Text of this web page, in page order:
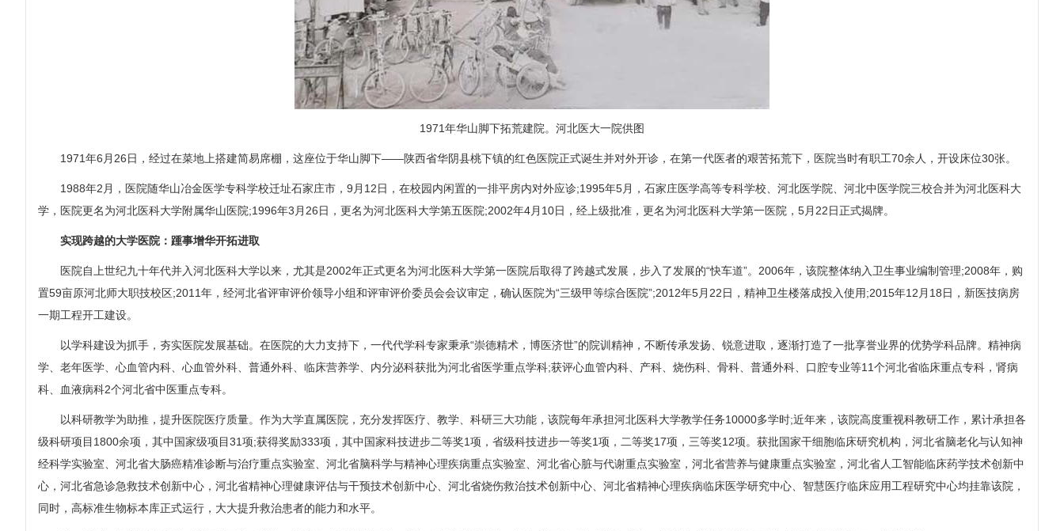
1971年华山脚下拓荒建院。河北医大一院供图
1971年6月26日，经过在菜地上搭建简易席棚，这座位于华山脚下——陕西省华阴县桃下镇的红色医院正式诞生并对外开诊，在第一代医者的艰苦拓荒下，医院当时有职工70余人，开设床位30张。
1988年2月，医院随华山冶金医学专科学校迁址石家庄市，9月12日，在校园内闲置的一排平房内对外应诊;1995年5月，石家庄医学高等专科学校、河北医学院、河北中医学院三校合并为河北医科大
学，医院更名为河北医科大学附属华山医院;1996年3月26日，更名为河北医科大学第五医院;2002年4月10日，经上级批准，更名为河北医科大学第一医院，5月22日正式揭牌。
实现跨越的大学医院：踵事增华开拓进取
医院自上世纪九十年代并入河北医科大学以来，尤其是2002年正式更名为河北医科大学第一医院后取得了跨越式发展，步入了发展的“快车道”。2006年，该院整体纳入卫生事业编制管理;2008年，购
置59亩原河北师大职技校区;2011年，经河北省评审评价领导小组和评审评价委员会会议审定，确认医院为“三级甲等综合医院”;2012年5月22日，精神卫生楼落成投入使用;2015年12月18日，新医技病房
一期工程开工建设。
以学科建设为抓手，夯实医院发展基础。在医院的大力支持下，一代代学科专家秉承“崇德精术，博医济世”的院训精神，不断传承发扬、锐意进取，逐渐打造了一批享誉业界的优势学科品牌。精神病
学、老年医学、心血管内科、心血管外科、普通外科、临床营养学、内分泌科获批为河北省医学重点学科;获评心血管内科、产科、烧伤科、骨科、普通外科、口腔专业等11个河北省临床重点专科，肾病
科、血液病科2个河北省中医重点专科。
以科研教学为助推，提升医院医疗质量。作为大学直属医院，充分发挥医疗、教学、科研三大功能，该院每年承担河北医科大学教学任务10000多学时;近年来，该院高度重视科教研工作，累计承担各
级科研项目1800余项，其中国家级项目31项;获得奖励333项，其中国家科技进步二等奖1项，省级科技进步一等奖1项，二等奖17项，三等奖12项。获批国家干细胞临床研究机构，河北省脑老化与认知神
经科学实验室、河北省大肠癌精准诊断与治疗重点实验室、河北省脑科学与精神心理疾病重点实验室、河北省心脏与代谢重点实验室，河北省营养与健康重点实验室，河北省人工智能临床药学技术创新中
心，河北省急诊急救技术创新中心，河北省精神心理健康评估与干预技术创新中心、河北省烧伤救治技术创新中心、河北省精神心理疾病临床医学研究中心、智慧医疗临床应用工程研究中心均挂靠该院，
同时，高标准生物标本库正式运行，大大提升救治患者的能力和水平。